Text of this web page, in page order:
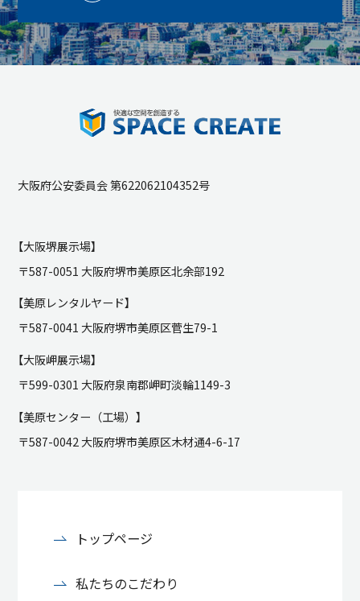
大阪府公安委員会 第622062104352号
【大阪堺展示場】
〒587-0051 大阪府堺市美原区北余部192
【美原レンタルヤード】
〒587-0041 大阪府堺市美原区菅生79-1
【大阪岬展示場】
〒599-0301 大阪府泉南郡岬町淡輪1149-3
【美原センター（工場）】
〒587-0042 大阪府堺市美原区木材通4-6-17
トップページ
私たちのこだわり